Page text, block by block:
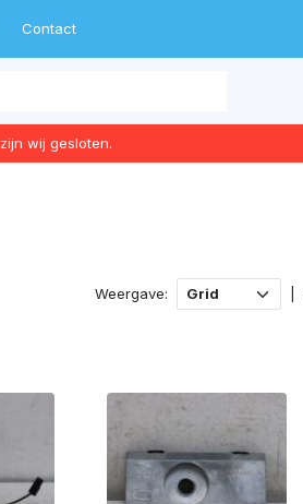
Contact
zijn wij gesloten.
Weergave: